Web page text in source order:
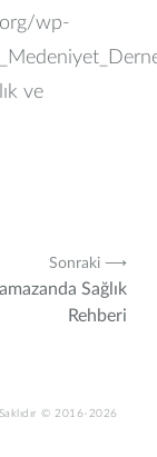
wp-
ve
Sonraki ⟶
Sağlık
Rehberi
© 2016-2026